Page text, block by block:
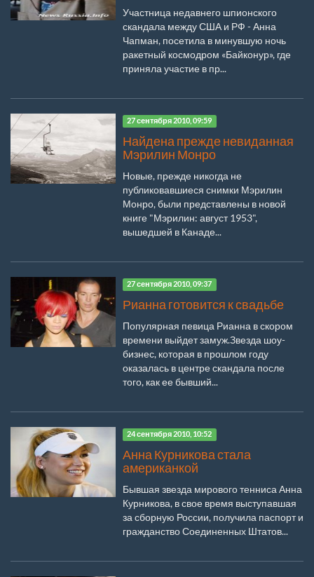
Участница недавнего шпионского
скандала между США и РФ - Анна
Чапман, посетила в минувшую ночь
ракетный космодром «Байконур», где
приняла участие в пр...
27 сентября 2010, 09:59
Найдена прежде невиданная
Мэрилин Монро
Новые, прежде никогда не
публиковавшиеся снимки Мэрилин
Монро, были представлены в новой
книге "Мэрилин: август 1953",
вышедшей в Канаде...
27 сентября 2010, 09:37
Рианна готовится к свадьбе
Популярная певица Рианна в скором
времени выйдет замуж.Звезда шоу-
бизнес, которая в прошлом году
оказалась в центре скандала после
того, как ее бывший...
24 сентября 2010, 10:52
Анна Курникова стала
американкой
Бывшая звезда мирового тенниса Анна
Курникова, в свое время выступавшая
за сборную России, получила паспорт и
гражданство Соединенных Штатов...